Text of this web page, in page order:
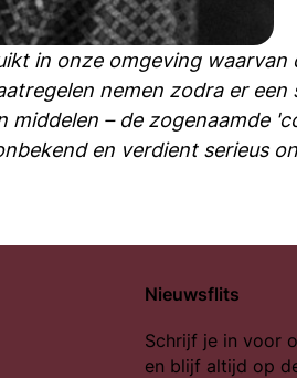
in onze omgeving
nemen zodra er
– de zogenaamde
en verdient serieus
Nieuwsflits
Schrijf je in voor
en blijf altijd op